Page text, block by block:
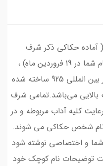
( آماده حکاکی ذکر شرف
الشمس با کلیه آداب مربوطه و به نام شما در 19 فروردین ماه) ،
رکاب این انگشتر از نقره اصل با عیار بین المللی 925 ساخته شده
بالایی می‌باشد.تمامی شرف
کلیه آداب مربوطه و در
شخص حکاکی می شوند.
شما و اختصاصی نوشته شود
توضیحات نام کوچک خود